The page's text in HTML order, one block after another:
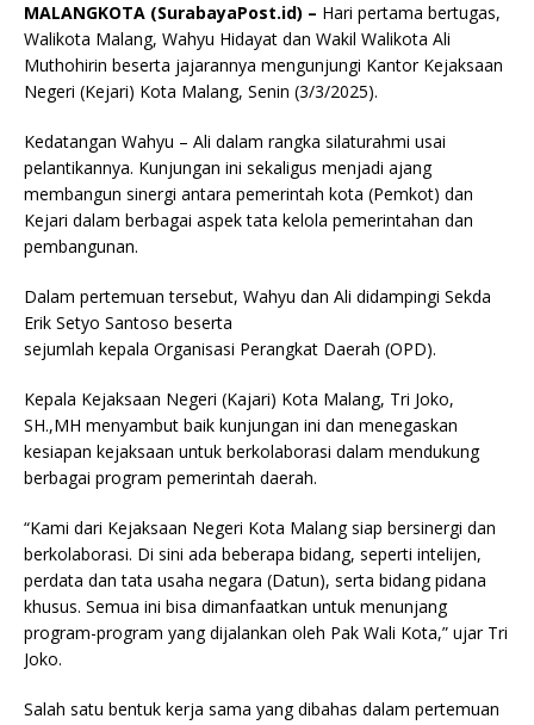
MALANGKOTA (SurabayaPost.id) – Hari pertama bertugas,
Walikota Malang, Wahyu Hidayat dan Wakil Walikota Ali
Muthohirin beserta jajarannya mengunjungi Kantor Kejaksaan
Negeri (Kejari) Kota Malang, Senin (3/3/2025).
Kedatangan Wahyu – Ali dalam rangka silaturahmi usai
pelantikannya. Kunjungan ini sekaligus menjadi ajang
membangun sinergi antara pemerintah kota (Pemkot) dan
Kejari dalam berbagai aspek tata kelola pemerintahan dan
pembangunan.
Dalam pertemuan tersebut, Wahyu dan Ali didampingi Sekda
Erik Setyo Santoso beserta
sejumlah kepala Organisasi Perangkat Daerah (OPD).
Kepala Kejaksaan Negeri (Kajari) Kota Malang, Tri Joko,
SH.,MH menyambut baik kunjungan ini dan menegaskan
kesiapan kejaksaan untuk berkolaborasi dalam mendukung
berbagai program pemerintah daerah.
“Kami dari Kejaksaan Negeri Kota Malang siap bersinergi dan
berkolaborasi. Di sini ada beberapa bidang, seperti intelijen,
perdata dan tata usaha negara (Datun), serta bidang pidana
khusus. Semua ini bisa dimanfaatkan untuk menunjang
program-program yang dijalankan oleh Pak Wali Kota,” ujar Tri
Joko.
Salah satu bentuk kerja sama yang dibahas dalam pertemuan